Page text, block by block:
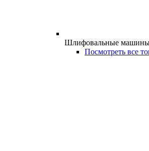
Шлифовальные
Посмотреть все